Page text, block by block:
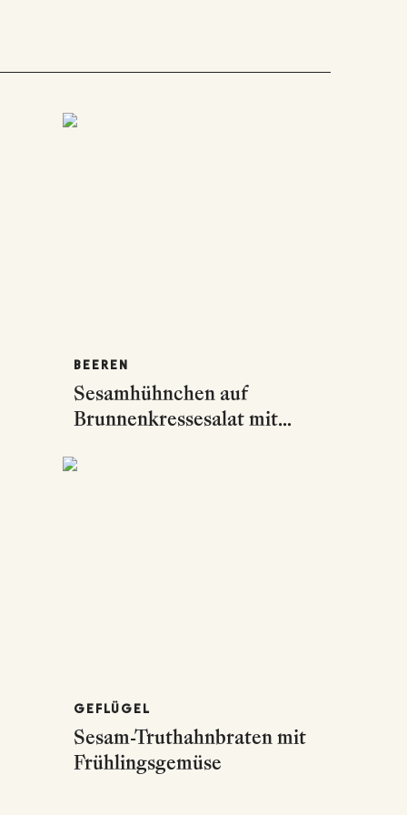
BEEREN
Sesamhühnchen auf
Brunnenkressesalat mit
GEFLÜGEL
Sesam-Truthahnbraten mit
Frühlingsgemüse